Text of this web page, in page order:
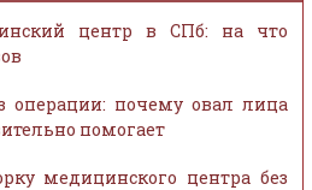
центр в СПб: на что
операции: почему овал лица
помогает
медицинского центра без